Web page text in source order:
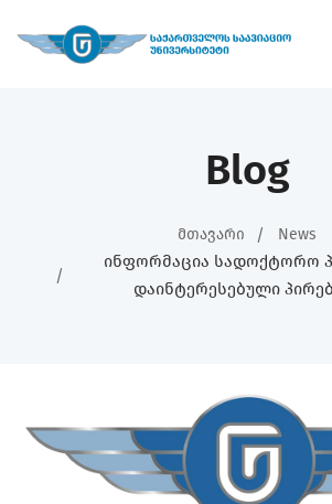
Blog
Მთავარი News
Ინფორმაცია Სადოქტორო
Დაინტერესებული